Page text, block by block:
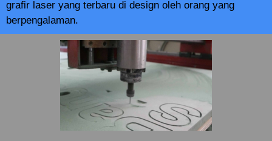
grafir laser yang terbaru di design oleh orang yang
berpengalaman.